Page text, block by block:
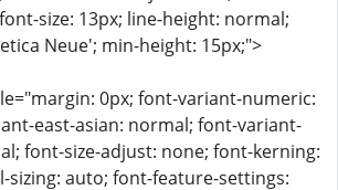
size: 13px; line-height: normal;
Neue'; min-height: 15px;">
0px; font-variant-numeric:
east-asian: normal; font-variant-
font-size-adjust: none; font-kerning:
sizing: auto; font-feature-settings: